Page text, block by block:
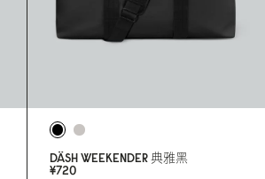
DÄSH WEEKENDER典雅黑
¥720